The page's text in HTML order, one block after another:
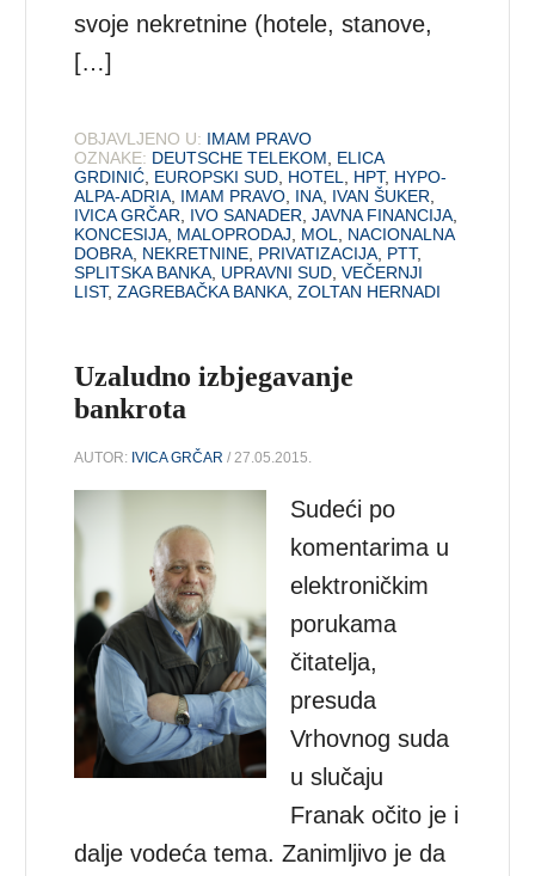
svoje nekretnine (hotele, stanove,
[…]
OBJAVLJENO U: IMAM PRAVO
OZNAKE: DEUTSCHE TELEKOM
ELICA
GRDINIĆ EUROPSKI SUD HOTEL HPT, HYPO-
ALPA-ADRIA IMAM PRAVO INA IVAN ŠUKER
IVICA GRČAR
IVO SANADER ,JAVNA FINANCIJA
KONCESIJA MALOPRODAJ MOL
NACIONALNA
DOBRA NEKRETNINE PRIVATIZACIJA PTT,
SPLITSKA BANKA UPRAVNI SUD ,VEČERNJI
LIST,ZAGREBAČKA BANKA ,ZOLTAN HERNADI
Uzaludno izbjegavanje
bankrota
AUTOR: IVICA GRČAR / 27.05.2015.
Sudeći po
komentarima u
elektroničkim
porukama
čitatelja,
presuda
Vrhovnog suda
u slučaju
Franak očito je i
dalje vodeća tema. Zanimljivo je da